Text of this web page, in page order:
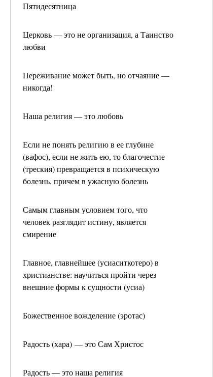
Пятидесятница
Церковь — это не организация, а Таинство
любви
Переживание может быть, но отчаяние —
никогда!
Наша религия — это любовь
Если не понять религию в ее глубине
(вафос), если не жить ею, то благочестие
(треския) превращается в психическую
болезнь, причем в ужасную болезнь
Самым главным условием того, что
человек разглядит истину, является
смирение
Главное, главнейшее (усиаситкотеро) в
христианстве: научиться пройти через
внешние формы к сущности (усиа)
Божественное вожделение (эротас)
Радость (хара) — это Сам Христос
Радость — это наша религия